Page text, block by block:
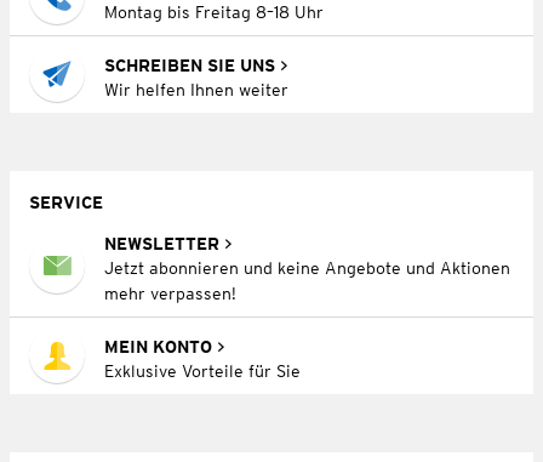
Montag bis Freitag 8–18 Uhr
SCHREIBEN SIE UNS
Wir helfen Ihnen weiter
SERVICE
NEWSLETTER
Jetzt abonnieren und keine Angebote und Aktionen
mehr verpassen!
MEIN KONTO
Exklusive Vorteile für Sie